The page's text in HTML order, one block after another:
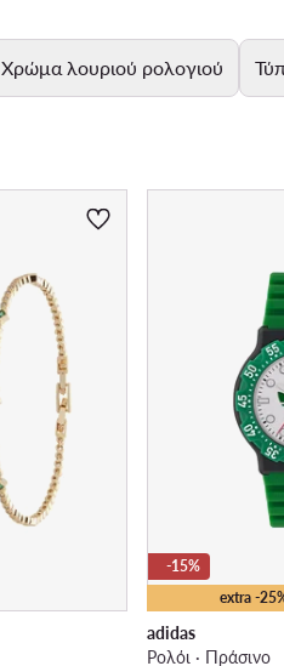
Χρώμα λουριού ρολογιού
extra -
-15%
adidas
Ρολόι · Πράσινο